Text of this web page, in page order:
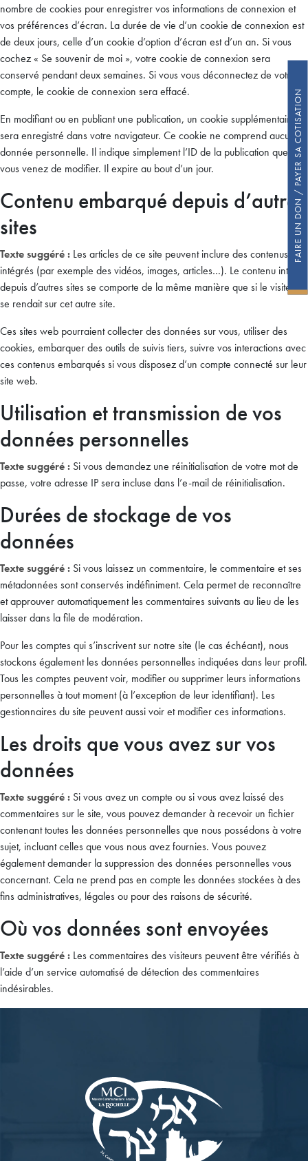
FAIRE UN DON / PAYER SA COTISATION
nombre de cookies pour enregistrer vos informations de connexion et
vos préférences d’écran. La durée de vie d’un cookie de connexion est
de deux jours, celle d’un cookie d’option d’écran est d’un an. Si vous
cochez « Se souvenir de moi », votre cookie de connexion sera
conservé pendant deux semaines. Si vous vous déconnectez de votre
compte, le cookie de connexion sera effacé.
En modifiant ou en publiant une publication, un cookie supplémentaire
sera enregistré dans votre navigateur. Ce cookie ne comprend aucune
donnée personnelle. Il indique simplement l’ID de la publication que
vous venez de modifier. Il expire au bout d’un jour.
Contenu embarqué depuis d’autres
sites
Texte suggéré : Les articles de ce site peuvent inclure des contenus
intégrés (par exemple des vidéos, images, articles…). Le contenu intégré
depuis d’autres sites se comporte de la même manière que si le visiteur
se rendait sur cet autre site.
Ces sites web pourraient collecter des données sur vous, utiliser des
cookies, embarquer des outils de suivis tiers, suivre vos interactions avec
ces contenus embarqués si vous disposez d’un compte connecté sur leur
site web.
Utilisation et transmission de vos
données personnelles
Texte suggéré : Si vous demandez une réinitialisation de votre mot de
passe, votre adresse IP sera incluse dans l’e-mail de réinitialisation.
Durées de stockage de vos
données
Texte suggéré : Si vous laissez un commentaire, le commentaire et ses
métadonnées sont conservés indéfiniment. Cela permet de reconnaître
et approuver automatiquement les commentaires suivants au lieu de les
laisser dans la file de modération.
Pour les comptes qui s’inscrivent sur notre site (le cas échéant), nous
stockons également les données personnelles indiquées dans leur profil.
Tous les comptes peuvent voir, modifier ou supprimer leurs informations
personnelles à tout moment (à l’exception de leur identifiant). Les
gestionnaires du site peuvent aussi voir et modifier ces informations.
Les droits que vous avez sur vos
données
Texte suggéré : Si vous avez un compte ou si vous avez laissé des
commentaires sur le site, vous pouvez demander à recevoir un fichier
contenant toutes les données personnelles que nous possédons à votre
sujet, incluant celles que vous nous avez fournies. Vous pouvez
également demander la suppression des données personnelles vous
concernant. Cela ne prend pas en compte les données stockées à des
fins administratives, légales ou pour des raisons de sécurité.
Où vos données sont envoyées
Texte suggéré : Les commentaires des visiteurs peuvent être vérifiés à
l’aide d’un service automatisé de détection des commentaires
indésirables.